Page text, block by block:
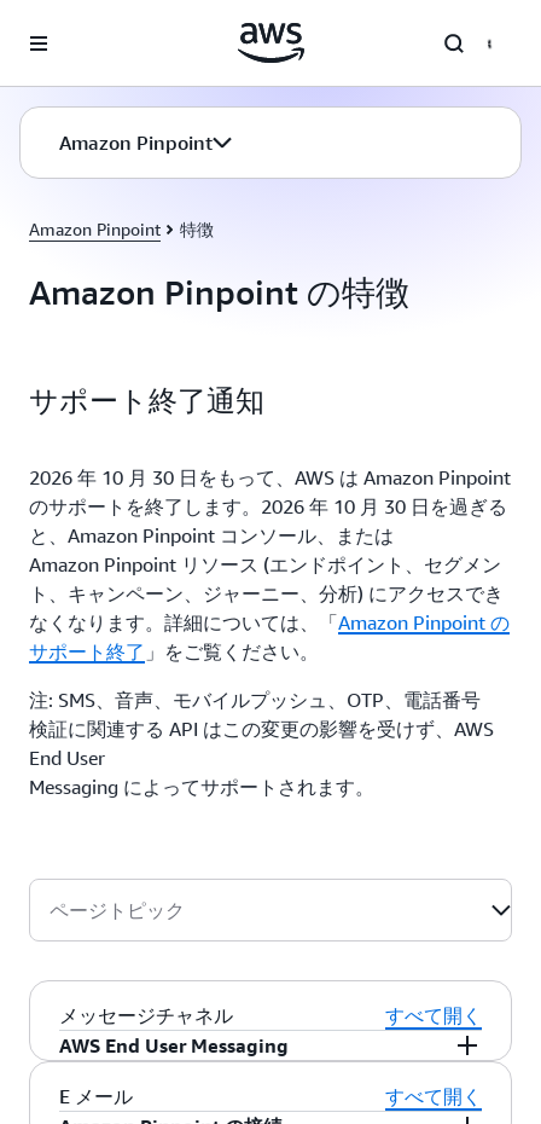
Amazon Pinpoint
Amazon Pinpoint 特徴
Amazon Pinpoint の特徴
サポート終了通知
2026 年 10 月 30 日をもって、AWS は Amazon Pinpoint
のサポートを終了します。2026 年 10 月 30 日を過ぎる
と、Amazon Pinpoint コンソール、または
Amazon Pinpoint リソース (エンドポイント、セグメン
ト、キャンペーン、ジャーニー、分析) にアクセスでき
なくなります。詳細については、「Amazon Pinpoint の
サポート終了 」をご覧ください。
注: SMS、音声、モバイルプッシュ、OTP、電話番号
検証に関連する API はこの変更の影響を受けず、AWS
End User
Messaging によってサポートされます。
ページトピック
メッセージチャネル
すべて開く
AWS End User Messaging
AWS End User Messaging は、Amazon Pinpoint
E メール
すべて開く